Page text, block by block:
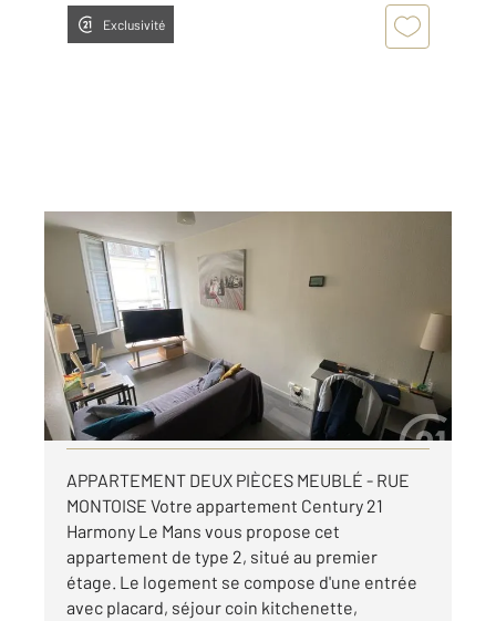
Exclusivité
LE MANS 72
38,05 m2, 2 pièces
Ref : 44612
Appartement F2 à louer
495 €
par mois charges comprises
Visiter le site dédié
APPARTEMENT DEUX PIÈCES MEUBLÉ - RUE
MONTOISE Votre appartement Century 21
Harmony Le Mans vous propose cet
appartement de type 2, situé au premier
étage. Le logement se compose d'une entrée
avec placard, séjour coin kitchenette,